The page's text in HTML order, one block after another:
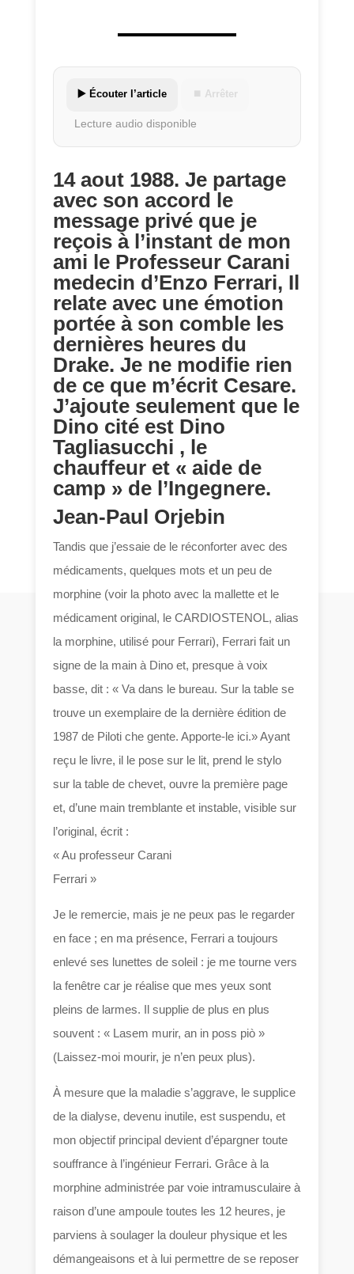
▶️ Écouter l’article ⏹ Arrêter
Lecture audio disponible
14 aout 1988. Je partage
avec son accord le
message privé que je
reçois à l’instant de mon
ami le Professeur Carani
medecin d’Enzo Ferrari, Il
relate avec une émotion
portée à son comble les
dernières heures du
Drake. Je ne modifie rien
de ce que m’écrit Cesare.
J’ajoute seulement que le
Dino cité est Dino
Tagliasucchi , le
chauffeur et « aide de
camp » de l’Ingegnere.
Jean-Paul Orjebin
Tandis que j’essaie de le réconforter avec des
médicaments, quelques mots et un peu de
morphine (voir la photo avec la mallette et le
médicament original, le CARDIOSTENOL, alias
la morphine, utilisé pour Ferrari), Ferrari fait un
signe de la main à Dino et, presque à voix
basse, dit : « Va dans le bureau. Sur la table se
trouve un exemplaire de la dernière édition de
1987 de Piloti che gente. Apporte-le ici.» Ayant
reçu le livre, il le pose sur le lit, prend le stylo
sur la table de chevet, ouvre la première page
et, d’une main tremblante et instable, visible sur
l’original, écrit :
« Au professeur Carani
Ferrari »
Je le remercie, mais je ne peux pas le regarder
en face ; en ma présence, Ferrari a toujours
enlevé ses lunettes de soleil : je me tourne vers
la fenêtre car je réalise que mes yeux sont
pleins de larmes. Il supplie de plus en plus
souvent : « Lasem murir, an in poss piò »
(Laissez-moi mourir, je n’en peux plus).
À mesure que la maladie s’aggrave, le supplice
de la dialyse, devenu inutile, est suspendu, et
mon objectif principal devient d’épargner toute
souffrance à l’ingénieur Ferrari. Grâce à la
morphine administrée par voie intramusculaire à
raison d’une ampoule toutes les 12 heures, je
parviens à soulager la douleur physique et les
démangeaisons et à lui permettre de se reposer